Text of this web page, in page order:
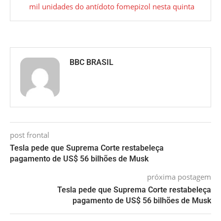
mil unidades do antídoto fomepizol nesta quinta
BBC BRASIL
post frontal
Tesla pede que Suprema Corte restabeleça
pagamento de US$ 56 bilhões de Musk
próxima postagem
Tesla pede que Suprema Corte restabeleça
pagamento de US$ 56 bilhões de Musk